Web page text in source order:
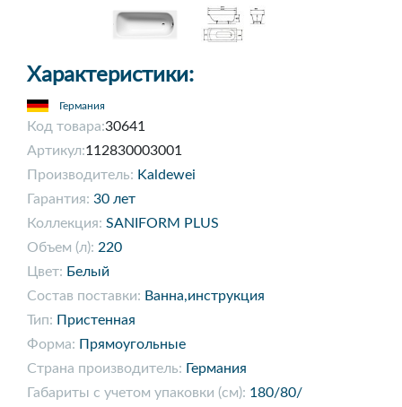
Характеристики:
Германия
Код товара:30641
Артикул:112830003001
Производитель: Kaldewei
Гарантия: 30 лет
Коллекция: SANIFORM PLUS
Объем (л): 220
Цвет: Белый
Состав поставки: Ванна,инструкция
Тип: Пристенная
Форма: Прямоугольные
Страна производитель: Германия
Габариты с учетом упаковки (см): 180/80/